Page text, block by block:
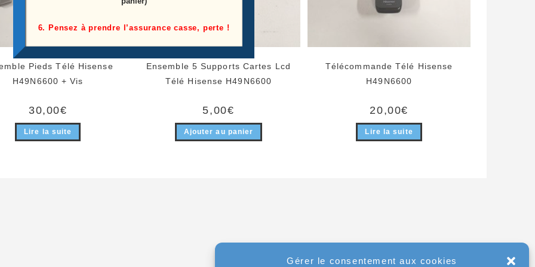
Gérer le consentement aux cookies
Pieds Télé Hisense
H49N6600 + Vis
30,00€
Lire la suite
Ensemble 5 Supports Cartes Lcd
Télé Hisense H49N6600
5,00€
Ajouter au panier
Télécommande Télé Hisense
H49N6600
20,00€
Lire la suite
6. Pensez à prendre l’assurance casse, perte !